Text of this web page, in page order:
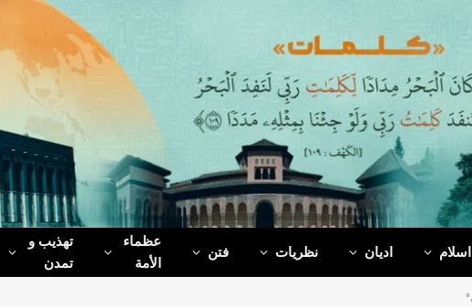
اسلام ادیان نظریات فتن
عظماء‌
الأمة
تهذیب و
تمدن